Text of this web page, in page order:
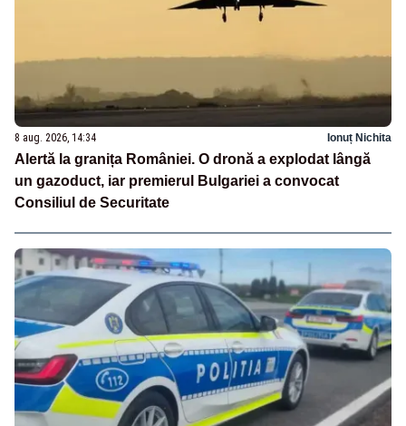
8 aug. 2026, 14:34 Ionuț Nichita
Alertă la granița României. O dronă a explodat lângă
un gazoduct, iar premierul Bulgariei a convocat
Consiliul de Securitate